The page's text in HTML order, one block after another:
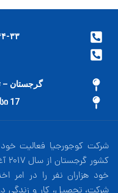
۹۹۵-۵۵۵-
گرجستان –
17 პეტრე მელიქიშვილის ქუჩა, თბილისი
شرکت کوجورجیا فعالیت
خود هزاران نفر را در امر